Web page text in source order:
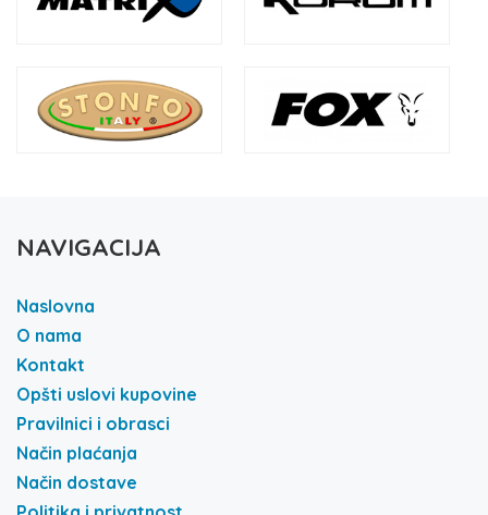
NAVIGACIJA
Naslovna
O nama
Kontakt
Opšti uslovi kupovine
Pravilnici i obrasci
Način plaćanja
Način dostave